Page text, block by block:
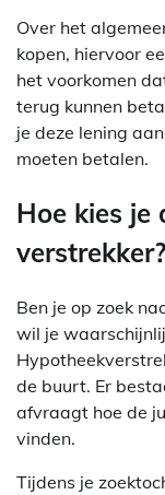
Over het
kopen, hiervoor
het voorkomen
terug kunnen
je deze lening
moeten betalen.
Hoe kies je
verstrekker?
Ben je op zoek
wil je
de buurt. Er
afvraagt hoe de
vinden.
Tijdens je